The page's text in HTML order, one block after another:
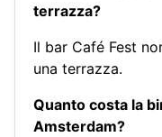
terrazza?
Il bar Café Fest
una terrazza.
Quanto costa la
Amsterdam?